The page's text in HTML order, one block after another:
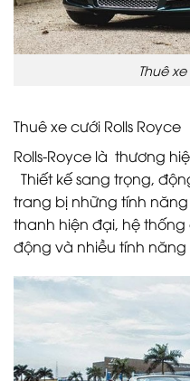
Thuê
Thuê xe cưới Rolls Royce
Rolls-Royce là thương
Thiết kế sang trọng,
trang bị những tính
thanh hiện đại, hệ
động và nhiều tính năng